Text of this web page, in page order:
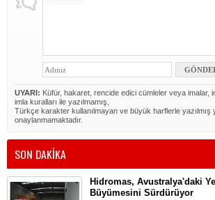
UYARI: Küfür, hakaret, rencide edici cümleler veya imalar,
imla kuralları ile yazılmamış,
Türkçe karakter kullanılmayan ve büyük harflerle yazılmış
onaylanmamaktadır.
SON DAKİKA
Hidromas, Avustralya'daki
Büyümesini Sürdürüyor